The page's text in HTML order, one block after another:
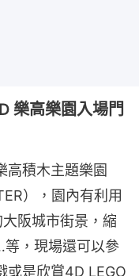
樂高樂園入場門
高積木主題樂園
），園內有利用
阪城市街景，縮
，現場還可以參
或是欣賞4D LEGO